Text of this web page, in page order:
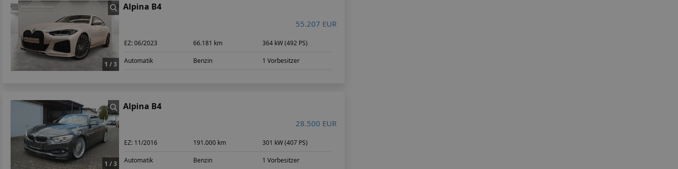
1 / 3
Alpina B4
55.207 EUR
EZ:06/2023 66.181 km 364 kW (492 PS)
Automatik Benzin 1 Vorbesitzer
1 / 3
Alpina B4
28.500 EUR
EZ: 11/2016 191.000 km 301 kW (407 PS)
Automatik Benzin 1 Vorbesitzer